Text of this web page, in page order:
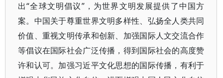
出“全球文明倡议”，为世界文明发展提供了中国方
案。中国关于尊重世界文明多样性、弘扬全人类共同
价值、重视文明传承和创新、加强国际人文交流合作
等倡议在国际社会广泛传播，得到国际社会的高度赞
许和认可。加强习近平文化思想的国际传播，有利于